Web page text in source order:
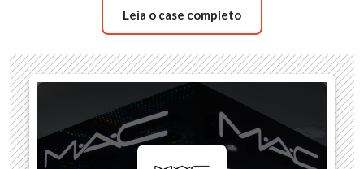
Leia o case completo